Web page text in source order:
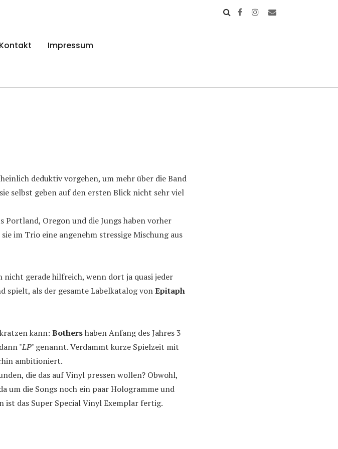
Kontakt Impressum
deduktiv vorgehen, um mehr über die Band
selbst geben auf den ersten Blick nicht sehr viel
Portland, Oregon und die Jungs haben vorher
im Trio eine angenehm stressige Mischung aus
gerade hilfreich, wenn dort ja quasi jeder
spielt, als der gesamte Labelkatalog vonEpitaph
kann: Bothershaben Anfang des Jahres 3
"LP" genannt. Verdammt kurze Spielzeit mit
ambitioniert.
die das auf Vinyl pressen wollen? Obwohl,
um die Songs noch ein paar Hologramme und
ist das Super Special Vinyl Exemplar fertig.